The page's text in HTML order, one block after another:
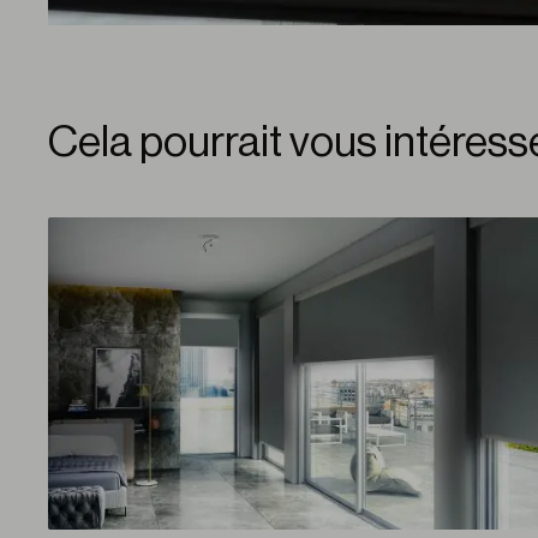
Cela pourrait vous